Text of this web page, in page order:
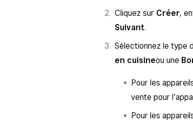
Cliquez sur Créer,
Suivant.
Sélectionnez le type
en cuisineou une
Pour les
vente pour
Pour les